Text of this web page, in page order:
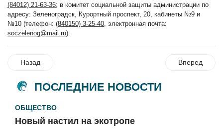
(84012) 21-63-36; в комитет социальной защиты администрации по
адресу: Зеленоградск, Курортный проспект, 20, кабинеты №9 и
№10 (телефон: (840150) 3-25-40 , электронная почта:
soczelenog@mail.ru).
Назад Вперед
ПОСЛЕДНИЕ НОВОСТИ
ОБЩЕСТВО
Новый настил на экотропе